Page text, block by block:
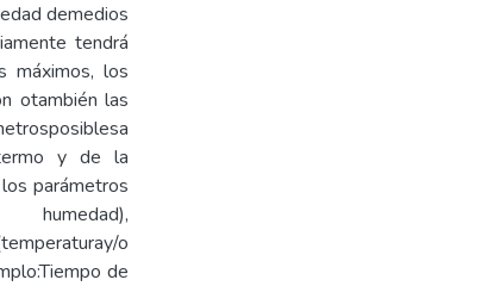
demedios
tendrá
máximos, los
otambién las
y de la
parámetros
o
de